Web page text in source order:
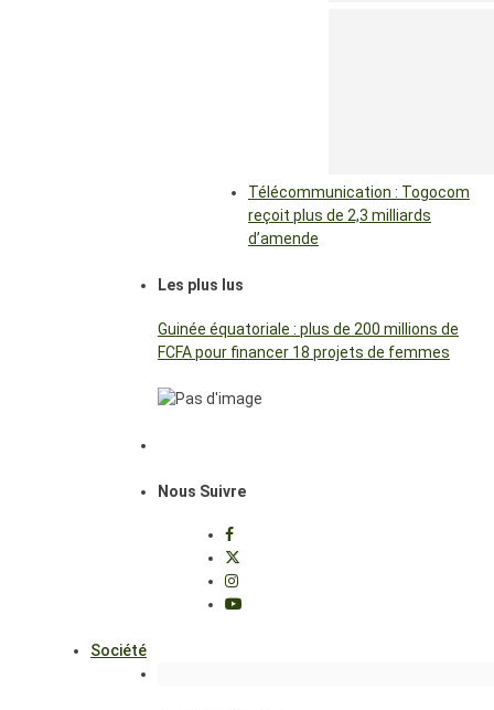
Télécommunication : Togocom
reçoit plus de 2,3 milliards
d’amende
Les plus lus
Guinée équatoriale : plus de 200 millions de
FCFA pour financer 18 projets de femmes
Nous Suivre
Société